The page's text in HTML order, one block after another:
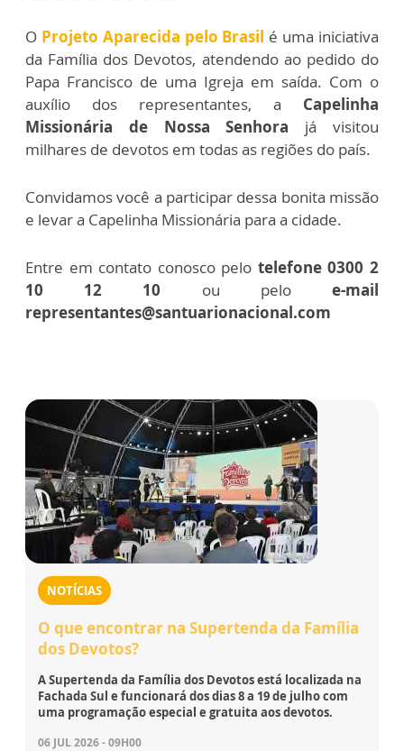
O Projeto Aparecida pelo Brasil é uma iniciativa
da Família dos Devotos, atendendo ao pedido do
Papa Francisco de uma Igreja em saída. Com o
auxílio dos representantes, a Capelinha
Missionária de Nossa Senhora já visitou
milhares de devotos em todas as regiões do país.
Convidamos você a participar dessa bonita missão
e levar a Capelinha Missionária para a cidade.
Entre em contato conosco pelo telefone 0300 2
10 12 10 ou peloe-mail
representantes@santuarionacional.com
NOTÍCIAS
O que encontrar na Supertenda da Família
dos Devotos?
A Supertenda da Família dos Devotos está localizada na
Fachada Sul e funcionará dos dias 8 a 19 de julho com
uma programação especial e gratuita aos devotos.
06 JUL 2026 - 09H00